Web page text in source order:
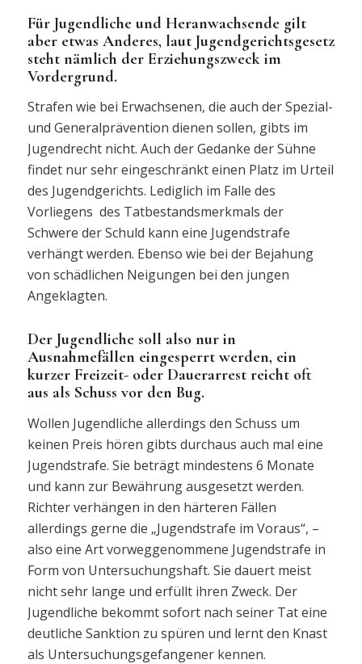
Für Jugendliche und Heranwachsende gilt
aber etwas Anderes, laut Jugendgerichtsgesetz
steht nämlich der Erziehungszweck im
Vordergrund.
Strafen wie bei Erwachsenen, die auch der Spezial-
und Generalprävention dienen sollen, gibts im
Jugendrecht nicht. Auch der Gedanke der Sühne
findet nur sehr eingeschränkt einen Platz im Urteil
des Jugendgerichts. Lediglich im Falle des
Vorliegens des Tatbestandsmerkmals der
Schwere der Schuld kann eine Jugendstrafe
verhängt werden. Ebenso wie bei der Bejahung
von schädlichen Neigungen bei den jungen
Angeklagten.
Der Jugendliche soll also nur in
Ausnahmefällen eingesperrt werden, ein
kurzer Freizeit- oder Dauerarrest reicht oft
aus als Schuss vor den Bug.
Wollen Jugendliche allerdings den Schuss um
keinen Preis hören gibts durchaus auch mal eine
Jugendstrafe. Sie beträgt mindestens 6 Monate
und kann zur Bewährung ausgesetzt werden.
Richter verhängen in den härteren Fällen
allerdings gerne die „Jugendstrafe im Voraus“, –
also eine Art vorweggenommene Jugendstrafe in
Form von Untersuchungshaft. Sie dauert meist
nicht sehr lange und erfüllt ihren Zweck. Der
Jugendliche bekommt sofort nach seiner Tat eine
deutliche Sanktion zu spüren und lernt den Knast
als Untersuchungsgefangener kennen.